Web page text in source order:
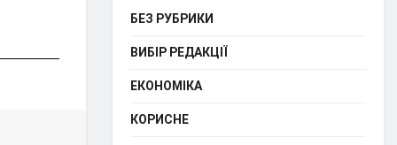
БЕЗ РУБРИКИ
ВИБІР РЕДАКЦІЇ
ЕКОНОМІКА
КОРИСНЕ